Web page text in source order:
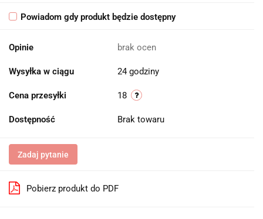
Powiadom gdy produkt będzie dostępny
Opinie brak ocen
Wysyłka w ciągu 24 godziny
Cena przesyłki 18
Dostępność Brak towaru
Zadaj pytanie
Pobierz produkt do PDF